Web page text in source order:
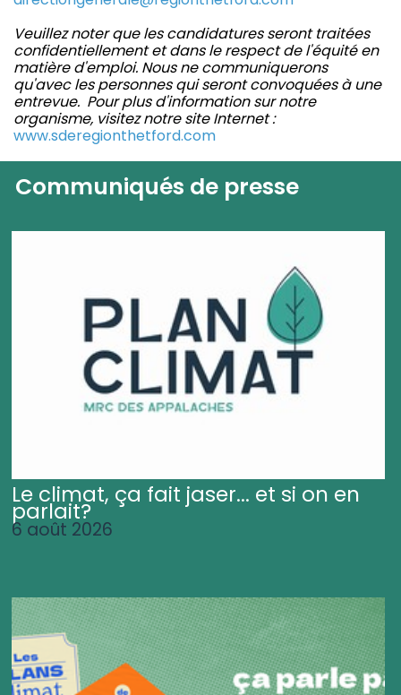
Veuillez noter que les candidatures seront traitées
confidentiellement et dans le respect de l'équité en
matière d'emploi. Nous ne communiquerons
qu'avec les personnes qui seront convoquées à une
entrevue. Pour plus d'information sur notre
organisme, visitez notre site Internet :
www.sderegionthetford.com
Communiqués de presse
Le climat, ça fait jaser... et si on en
parlait?
6 août 2026